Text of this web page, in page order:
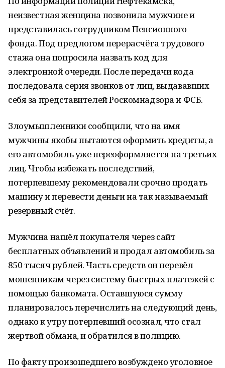
неизвестная женщина позвонила мужчине и
представилась сотрудником Пенсионного
фонда. Под предлогом перерасчёта трудового
стажа она попросила назвать код для
электронной очереди. После передачи кода
последовала серия звонков от лиц, выдававших
себя за представителей Роскомнадзора и ФСБ.
Злоумышленники сообщили, что на имя
мужчины якобы пытаются оформить кредиты, а
его автомобиль уже переоформляется на третьих
лиц. Чтобы избежать последствий,
потерпевшему рекомендовали срочно продать
машину и перевести деньги на так называемый
резервный счёт.
Мужчина нашёл покупателя через сайт
бесплатных объявлений и продал автомобиль за
850 тысяч рублей. Часть средств он перевёл
мошенникам через систему быстрых платежей с
помощью банкомата. Оставшуюся сумму
планировалось перечислить на следующий день,
однако к утру потерпевший осознал, что стал
жертвой обмана, и обратился в полицию.
По факту произошедшего возбуждено уголовное